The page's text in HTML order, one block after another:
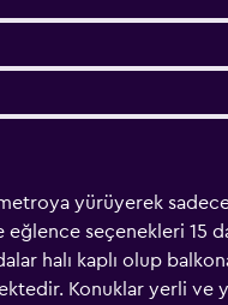
yürüyerek
eğlence seçenekleri 15
halı kaplı olup
Konuklar yerli ve